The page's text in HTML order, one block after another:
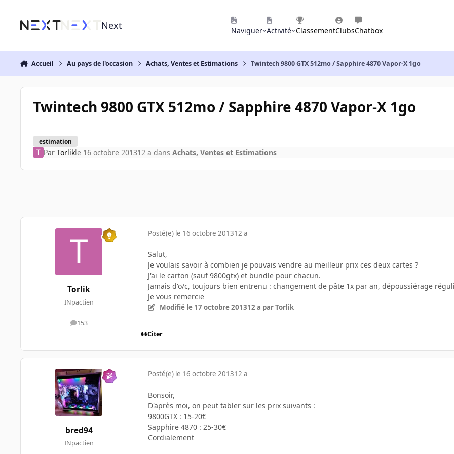
Next Naviguer Activité ClassementClubsChatbox
Accueil Au pays de l'occasion Achats, Ventes et Estimations Twintech 9800 GTX 512mo / Sapphire 4870 Vapor-X 1go
Twintech 9800 GTX 512mo / Sapphire 4870 Vapor-X 1go
estimation
Par Torlikle 16 octobre 201312 a dans Achats, Ventes et Estimations
Torlik
INpactien
153
messages
Posté(e) le 16 octobre 201312 a
Salut,
Je voulais savoir à combien je pouvais vendre au meilleur prix ces deux cartes ?
J'ai le carton (sauf 9800gtx) et bundle pour chacun.
Jamais d'o/c, toujours bien entrenu : changement de pâte 1x par an, dépoussiérage
Je vous remercie
Modifié le 17 octobre 201312 a par Torlik
Citer
bred94
INpactien
Posté(e) le 16 octobre 201312 a
Bonsoir,
D'après moi, on peut tabler sur les prix suivants :
9800GTX : 15-20€
Sapphire 4870 : 25-30€
Cordialement